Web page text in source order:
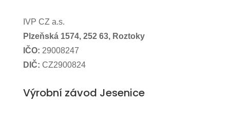
IVP CZ a.s.
Plzeňská 1574, 252 63, Roztoky
IČO: 29008247
DIČ: CZ2900824
Výrobní závod Jesenice